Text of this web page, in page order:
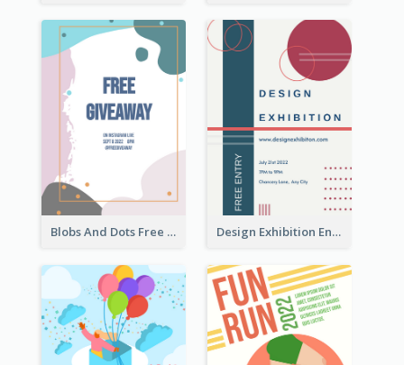
Blobs And Dots Free Giveaway Flyer Design Exhibition Entry Flyer